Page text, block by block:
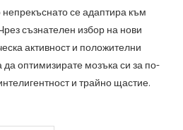
се адаптира към
съзнателен избор на нови
активност и положителни
да оптимизирате мозъка си за по-
и трайно щастие.